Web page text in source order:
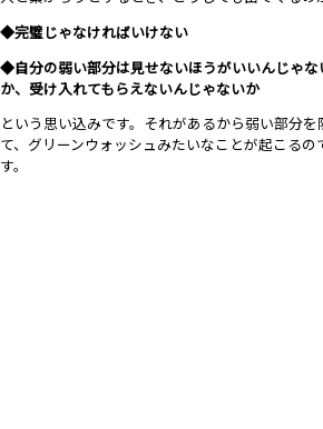
◆完璧じゃなければいけない
◆自分の弱い部分は見せないほうがいいんじゃ
か、受け入れてもらえないんじゃないか
という思い込みです。それがあるから弱い部分
て、グリーンウォッシュみたいなことが起こる
す。